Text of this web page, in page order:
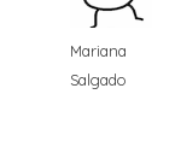
Mariana
Salgado